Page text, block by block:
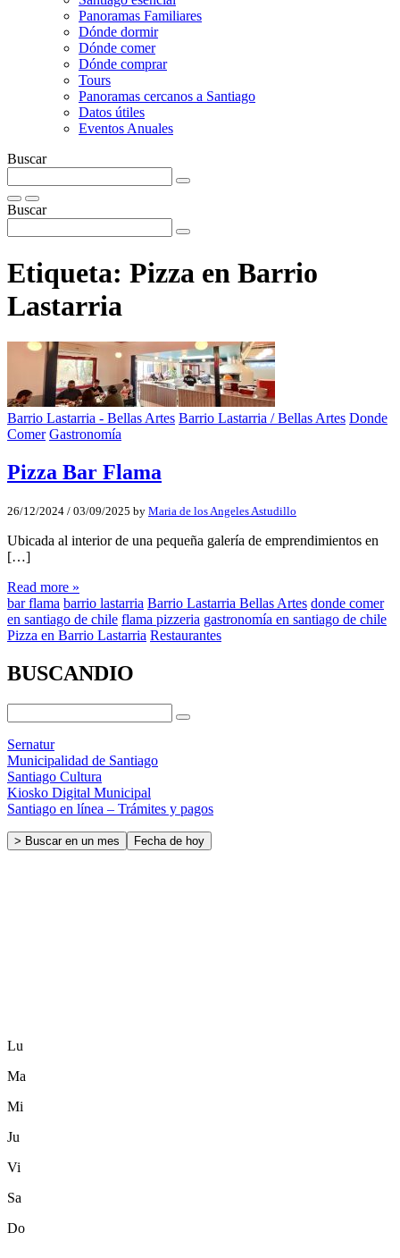
Panoramas Familiares
Dónde dormir
Dónde comer
Dónde comprar
Tours
Panoramas cercanos a Santiago
Datos útiles
Eventos Anuales
Buscar
Buscar
Etiqueta: Pizza en Barrio
Lastarria
Barrio Lastarria - Bellas Artes Barrio Lastarria / Bellas Artes Donde
Comer Gastronomía
Pizza Bar Flama
26/12/2024 / 03/09/2025 by Maria de los Angeles Astudillo
Ubicada al interior de una pequeña galería de emprendimientos en
[…]
Read more »
bar flama barrio lastarria Barrio Lastarria Bellas Artes donde comer
en santiago de chile flama pizzeria gastronomía en santiago de chile
Pizza en Barrio Lastarria Restaurantes
BUSCANDIO
Sernatur
Municipalidad de Santiago
Santiago Cultura
Kiosko Digital Municipal
Santiago en línea – Trámites y pagos
> Buscar en un mes Fecha de hoy
Lu
Ma
Mi
Ju
Vi
Sa
Do